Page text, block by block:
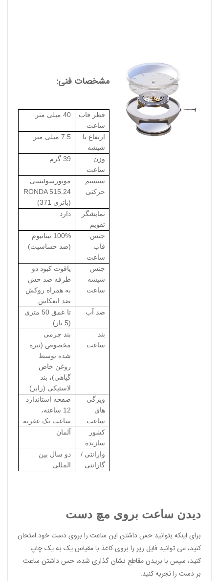
مشخصات فنی:
قطر قاب
ساعت
40 میلی متر
ارتفاع با
شیشه
7.5 میلی متر
وزن
ساعت
39 گرم
سیستم
حرکتی
موتورسوئیسی
RONDA 515.24
(باتری 371)
نمایشگر
تقویم
دارد
جنس
قاب
ساعت
100% تیتانیوم
(ضد حساسیت)
جنس
شیشه
ساعت
یاقوت کبود دو
طرفه ضد خش
به همراه روکش
ضد انعکاس
ضد آب
تا عمق 50 متری
(5 بار)
بند
ساعت
بند چرمی
مخصوص (تیره
شده توسط
روغن خاص
گیاهی)، بند
لاستیکی (رابر)
ویژگی
های
ساعت
صفحه استاندارد
12 ساعته،
ساعت تک عقربه
کشور
سازنده
آلمان
وارانتی /
گارانتی
دو سال بین
المللی
دیدن ساعت بروی مچ دست
برای اینکه بتوانید حس داشتن این ساعت را بروی دست خود امتحان
کنید، می توانید فایل زیر را بروی کاغذ با مقیاس یک به یک چاپ
کنید، سپس با بریدن مقاطع نشان گذاری شده، حس داشتن ساعت
بر دست را تجربه کنید.